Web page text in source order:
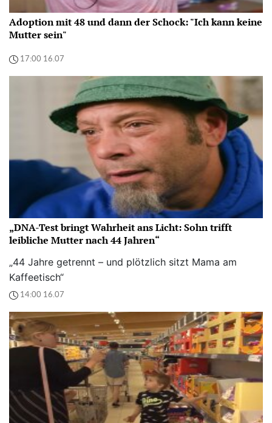
Adoption mit 48 und dann der Schock: "Ich kann keine
Mutter sein"
17:00 16.07
„DNA-Test bringt Wahrheit ans Licht: Sohn trifft
leibliche Mutter nach 44 Jahren“
„44 Jahre getrennt – und plötzlich sitzt Mama am
Kaffeetisch“
14:00 16.07